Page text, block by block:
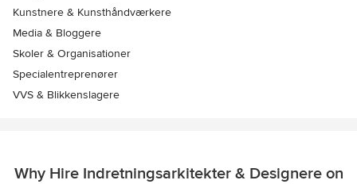
Kunstnere & Kunsthåndværkere
Media & Bloggere
Skoler & Organisationer
Specialentreprenører
VVS & Blikkenslagere
Why Hire Indretningsarkitekter & Designere on